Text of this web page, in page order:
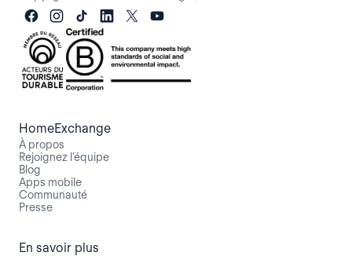
HomeExchange
À propos
Rejoignez l’équipe
Blog
Apps mobile
Communauté
Presse
En savoir plus